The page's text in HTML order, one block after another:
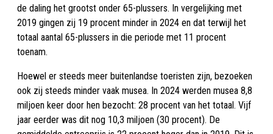
de daling het grootst onder 65-plussers. In vergelijking met
2019 gingen zij 19 procent minder in 2024 en dat terwijl het
totaal aantal 65-plussers in die periode met 11 procent
toenam.
Hoewel er steeds meer buitenlandse toeristen zijn, bezoeken
ook zij steeds minder vaak musea. In 2024 werden musea 8,8
miljoen keer door hen bezocht: 28 procent van het totaal. Vijf
jaar eerder was dit nog 10,3 miljoen (30 procent). De